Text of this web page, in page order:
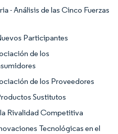
- Análisis de las Cinco Fuerzas
Participantes
de los
de los Proveedores
Sustitutos
Rivalidad Competitiva
Tecnológicas en el